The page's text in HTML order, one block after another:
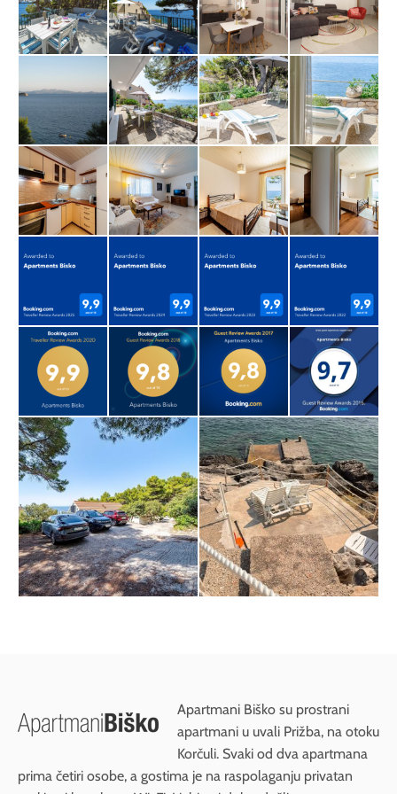
Apartmani Biško su prostrani
apartmani u uvali Prižba, na otoku
Korčuli. Svaki od dva apartmana
prima četiri osobe, a gostima je na raspolaganju privatan